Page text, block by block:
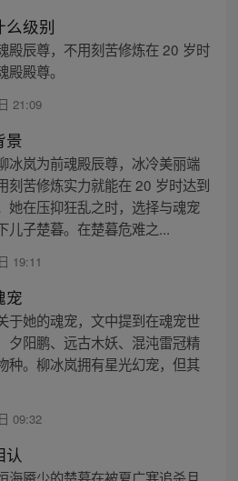
么级别
殿辰尊，不用刻苦修炼在 20 岁时
殿尊。
21:09
景
冰岚为前魂殿辰尊，冰冷美丽端
刻苦修炼实力就能在 20 岁时达到
她在压抑狂乱之时，选择与魂宠
儿子楚暮。在楚暮危难之...
19:11
宠
于她的魂宠，文中提到在魂宠世
夕阳鹏、远古木妖、混沌雷冠精
种。柳冰岚拥有星光幻宠，但其
09:32
认